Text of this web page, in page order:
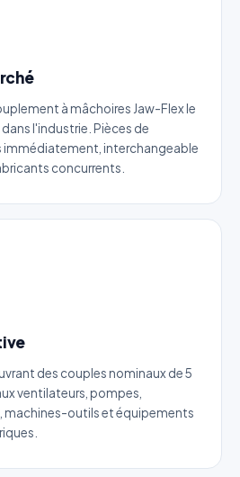
à mâchoires Jaw-Flex le
l'industrie. Pièces de
immédiatement, interchangeable
concurrents.
des couples nominaux de 5
ventilateurs, pompes,
machines-outils et équipements
énergie
24h — Sans engagement